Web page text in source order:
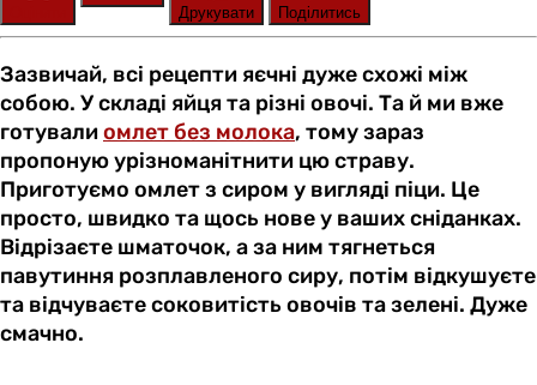
Друкувати
Поділитись
Зазвичай, всі рецепти яєчні дуже схожі між
собою. У складі яйця та різні овочі. Та й ми вже
готувалиомлет без молока, тому зараз
пропоную урізноманітнити цю страву.
Приготуємо омлет з сиром у вигляді піци. Це
просто, швидко та щось нове у ваших сніданках.
Відрізаєте шматочок, а за ним тягнеться
павутиння розплавленого сиру, потім відкушуєте
та відчуваєте соковитість овочів та зелені. Дуже
смачно.